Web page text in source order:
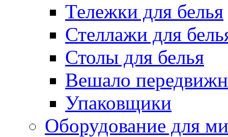
Тележки для белья
Стеллажи для
Столы для белья
Вешало
Упаковщики
Оборудование для